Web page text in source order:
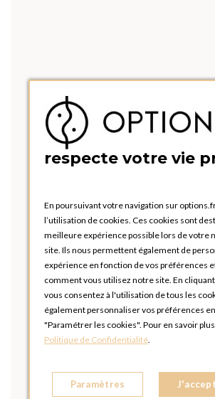
respecte votre vie
En poursuivant votre navigation sur
l’utilisation de cookies. Ces cookies sont
meilleure expérience possible lors de votre
site. Ils nous permettent également de
expérience en fonction de vos préférences
comment vous utilisez notre site. En cliquant
vous consentez à l'utilisation de tous les
également personnaliser vos préférences
"Paramétrer les cookies". Pour en savoir
Politique de Confidentialité.
Paramètres